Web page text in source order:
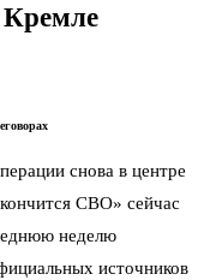
снова в центре
СВО» сейчас
неделю
источников